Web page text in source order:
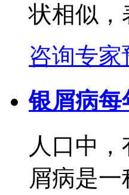
状相似，
咨询专家
银屑病每
人口中
屑病是